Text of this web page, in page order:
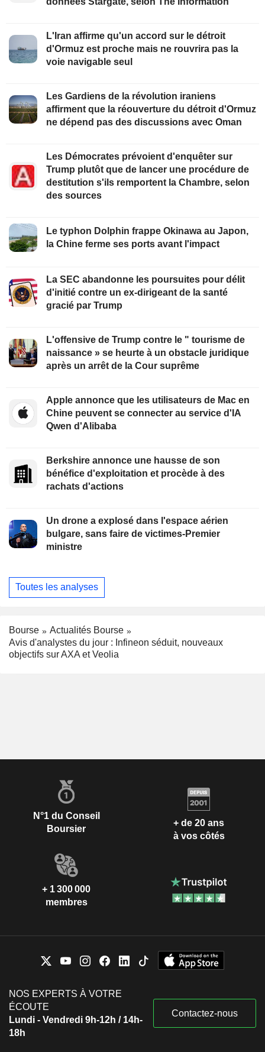
L'Iran affirme qu'un accord sur le détroit
d'Ormuz est proche mais ne rouvrira pas la
voie navigable seul
Les Gardiens de la révolution iraniens
affirment que la réouverture du détroit d'Ormuz
ne dépend pas des discussions avec Oman
Les Démocrates prévoient d'enquêter sur
Trump plutôt que de lancer une procédure de
destitution s'ils remportent la Chambre, selon
des sources
Le typhon Dolphin frappe Okinawa au Japon,
la Chine ferme ses ports avant l'impact
La SEC abandonne les poursuites pour délit
d'initié contre un ex-dirigeant de la santé
gracié par Trump
L'offensive de Trump contre le " tourisme de
naissance » se heurte à un obstacle juridique
après un arrêt de la Cour suprême
Apple annonce que les utilisateurs de Mac en
Chine peuvent se connecter au service d'IA
Qwen d'Alibaba
Berkshire annonce une hausse de son
bénéfice d'exploitation et procède à des
rachats d'actions
Un drone a explosé dans l'espace aérien
bulgare, sans faire de victimes-Premier
ministre
Toutes les analyses
Bourse
Actualités Bourse
Avis d'analystes du jour : Infineon séduit, nouveaux
objectifs sur AXA et Veolia
N°1 du Conseil
Boursier
+ de 20 ans
à vos côtés
+ 1 300 000
membres
NOS EXPERTS À VOTRE
ÉCOUTE
Lundi - Vendredi 9h-12h / 14h-
18h
Contactez-nous